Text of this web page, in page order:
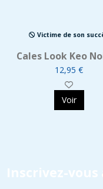
Victime de son
Cales Look Keo
12,95 €
Voir
Inscrivez-